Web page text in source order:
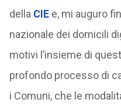
della CIEe, mi auguro
nazionale dei domicili
motivi l’insieme di
profondo processo di
i Comuni, che le